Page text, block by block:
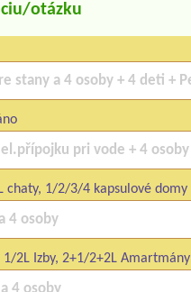
otázku
chaty, 1/2/3/4 kapsulové domy
1/2L Izby, 2+1/2+2L Amartmány